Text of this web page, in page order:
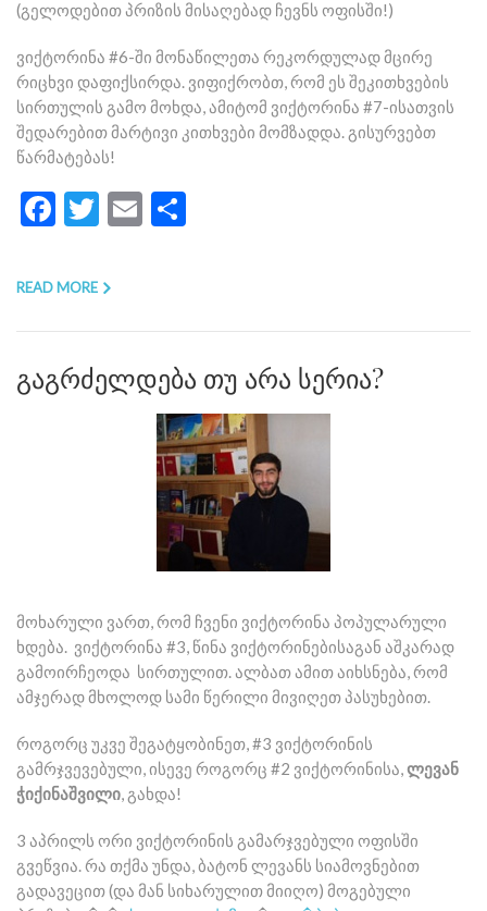
(გელოდებით პრიზის მისაღებად ჩევნს ოფისში!)
ვიქტორინა #6-ში მონაწილეთა რეკორდულად მცირე
რიცხვი დაფიქსირდა. ვიფიქრობთ, რომ ეს შეკითხვების
სირთულის გამო მოხდა, ამიტომ ვიქტორინა #7-ისათვის
შედარებით მარტივი კითხვები მომზადდა. გისურვებთ
წარმატებას!
Facebook
Twitter
Email
READ MORE
გაგრძელდება თუ არა სერია?
მოხარული ვართ, რომ ჩვენი ვიქტორინა პოპულარული
ხდება. ვიქტორინა #3, წინა ვიქტორინებისაგან აშკარად
გამოირჩეოდა სირთულით. ალბათ ამით აიხსნება, რომ
ამჯერად მხოლოდ სამი წერილი მივიღეთ პასუხებით.
როგორც უკვე შეგატყობინეთ, #3 ვიქტორინის
გამრჯვევებული, ისევე როგორც #2 ვიქტორინისა,ლევან
ჭიქინაშვილი, გახდა!
3 აპრილს ორი ვიქტორინის გამარჯვებული ოფისში
გვეწვია. რა თქმა უნდა, ბატონ ლევანს სიამოვნებით
გადავეცით (და მან სიხარულით მიიღო) მოგებული